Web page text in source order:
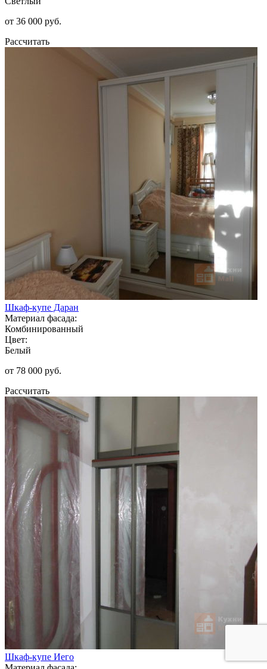
от 36 000 руб.
Рассчитать
Шкаф-купе Даран
Материал фасада:
Комбинированный
Цвет:
Белый
от 78 000 руб.
Рассчитать
Шкаф-купе Иего